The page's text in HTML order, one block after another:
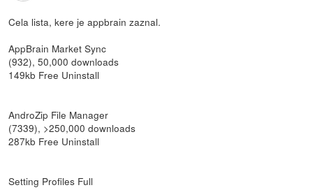
Cela lista, kere je appbrain zaznal.
AppBrain Market Sync
(932), 50,000 downloads
149kb Free Uninstall
AndroZip File Manager
(7339), >250,000 downloads
287kb Free Uninstall
Setting Profiles Full